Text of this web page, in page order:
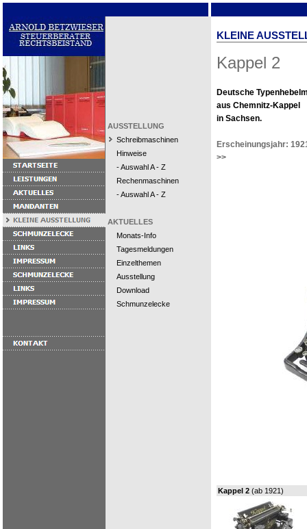
AUSSTELLUNG
Schreibmaschinen
Hinweise
- Auswahl A - Z
Rechenmaschinen
- Auswahl A - Z
AKTUELLES
Monats-Info
Tagesmeldungen
Einzelthemen
Ausstellung
Download
Schmunzelecke
KLEINE
Kappel 2
Deutsche
aus Chemnitz-Kappel
in Sachsen.
Erscheinungsjahr:
>>
Kappel 2 (ab 1921)